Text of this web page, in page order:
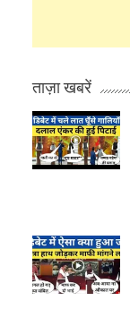
ताज़ा खबरें